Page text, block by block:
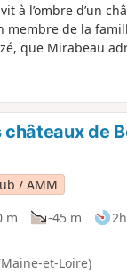
à l’ombre d’un
membre de la
que Mirabeau
sortirons que par la
de halage
Canal de la Dive.
de
/ AMM
m -45 m
et-Loire)